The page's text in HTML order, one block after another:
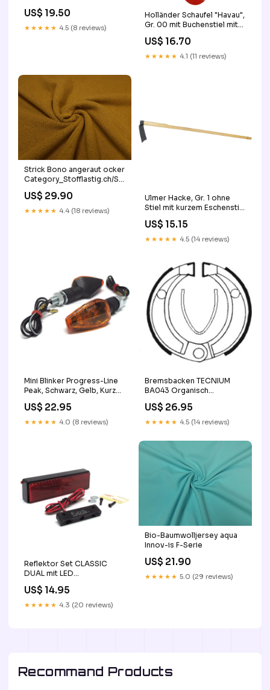
US$ 19.50
★★★★★ 4.5 (8 reviews)
Holländer Schaufel "Havau",
Gr. 00 mit Buchenstiel mit
US$ 16.70
★★★★★ 4.1 (11 reviews)
Strick Bono angeraut ocker
Category_Stofflastig.ch/Stoffe/Jersey
Spitze\/ Tüll
US$ 29.90
★★★★★ 4.4 (18 reviews)
Ulmer Hacke, Gr. 1 ohne
Stiel mit kurzem Eschenstiel
US$ 15.15
★★★★★ 4.5 (14 reviews)
Mini Blinker Progress-Line
Peak, Schwarz, Gelb, Kurzer
Blinker Adapterkabel
US$ 22.95
★★★★★ 4.0 (8 reviews)
Bremsbacken TECNIUM
BA043 Organisch
Rücklichter
US$ 26.95
★★★★★ 4.5 (14 reviews)
Reflektor Set CLASSIC
DUAL mit LED
Scheinwerfer
US$ 14.95
★★★★★ 4.3 (20 reviews)
Bio-Baumwolljersey aqua
Innov-is F-Serie
US$ 21.90
★★★★★ 5.0 (29 reviews)
Recommand Products